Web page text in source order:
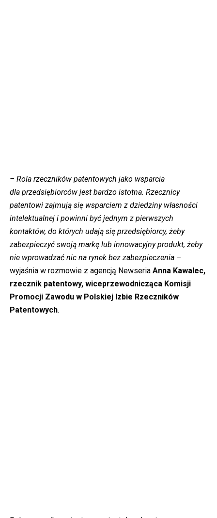
– Rola rzeczników patentowych jako wsparcia
dla przedsiębiorców jest bardzo istotna. Rzecznicy
patentowi zajmują się wsparciem z dziedziny własności
intelektualnej i powinni być jednym z pierwszych
kontaktów, do których udają się przedsiębiorcy, żeby
zabezpieczyć swoją markę lub innowacyjny produkt, żeby
nie wprowadzać nic na rynek bez zabezpieczenia –
wyjaśnia w rozmowie z agencją Newseria Anna Kawalec,
rzecznik patentowy, wiceprzewodnicząca Komisji
Promocji Zawodu w Polskiej Izbie Rzeczników
Patentowych.